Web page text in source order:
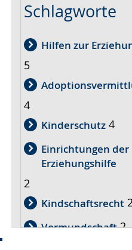
Schlagworte
Hilfen zur
5
4
Kinderschutz 4
Einrichtungen der
Erziehungshilfe
2
Kindschaftsrecht
Vormundschaft 2